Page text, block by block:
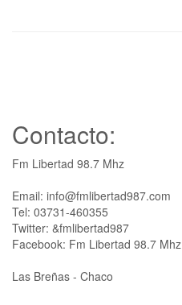
Contacto:
Fm Libertad 98.7 Mhz
Email: info@fmlibertad987.com
Tel: 03731-460355
Twitter: &fmlibertad987
Facebook: Fm Libertad 98.7 Mhz
Las Breñas - Chaco